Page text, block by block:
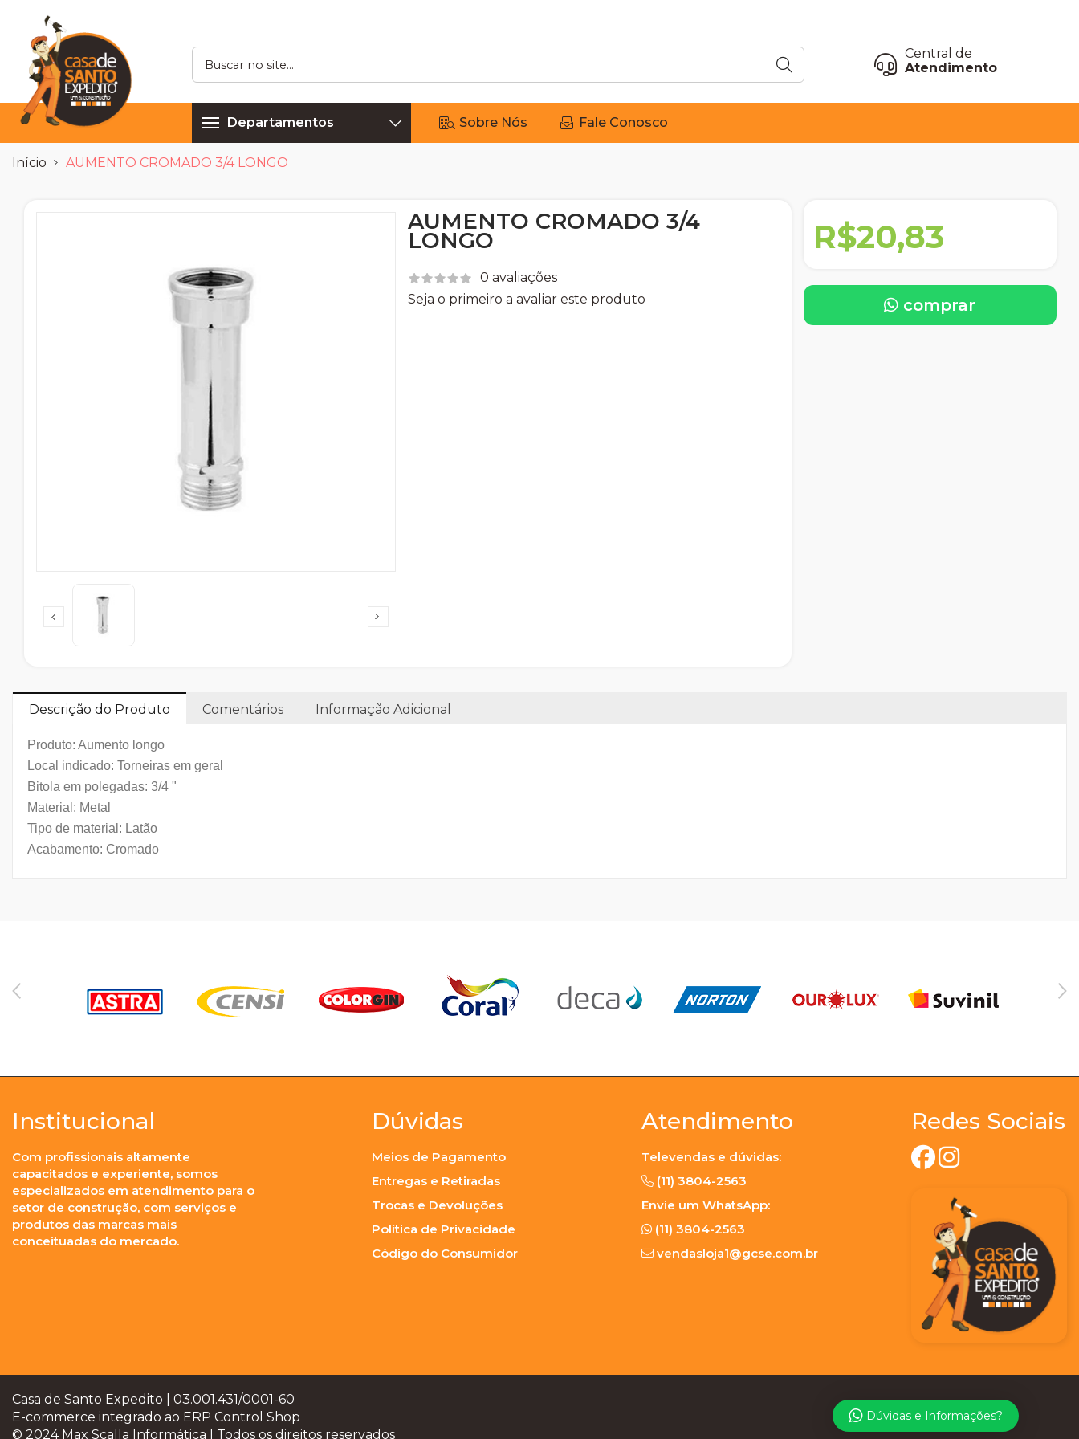
Dúvidas e Informações?
Central de
Atendimento
Departamentos Sobre Nós Fale Conosco
Início AUMENTO CROMADO 3/4 LONGO
AUMENTO CROMADO 3/4
LONGO
0 avaliações
Seja o primeiro a avaliar este produto
R$20,83
comprar
Descrição do Produto Comentários Informação Adicional
Produto: Aumento longo
Local indicado: Torneiras em geral
Bitola em polegadas: 3/4 "
Material: Metal
Tipo de material: Latão
Acabamento: Cromado
Institucional
Com profissionais altamente
capacitados e experiente, somos
especializados em atendimento para o
setor de construção, com serviços e
produtos das marcas mais
conceituadas do mercado.
Dúvidas
Meios de Pagamento
Entregas e Retiradas
Trocas e Devoluções
Política de Privacidade
Código do Consumidor
Atendimento
Televendas e dúvidas:
(11) 3804-2563
Envie um WhatsApp:
(11) 3804-2563
vendasloja1@gcse.com.br
Redes Sociais
Casa de Santo Expedito | 03.001.431/0001-60
E-commerce integrado ao ERP Control Shop
© 2024 Max Scalla Informática | Todos os direitos reservados